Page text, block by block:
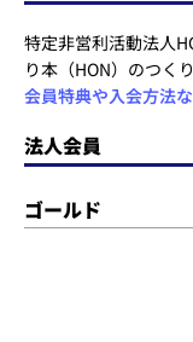
特定非営利活動法人
り本（HON）のつく
会員特典や入会方法
法人会員
ゴールド